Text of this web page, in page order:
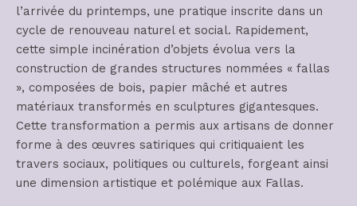
l’arrivée du printemps, une pratique inscrite dans un
cycle de renouveau naturel et social. Rapidement,
cette simple incinération d’objets évolua vers la
construction de grandes structures nommées « fallas
», composées de bois, papier mâché et autres
matériaux transformés en sculptures gigantesques.
Cette transformation a permis aux artisans de donner
forme à des œuvres satiriques qui critiquaient les
travers sociaux, politiques ou culturels, forgeant ainsi
une dimension artistique et polémique aux Fallas.